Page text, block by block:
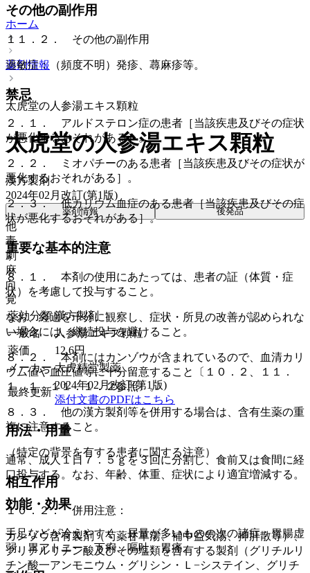
その他の副作用
１１．２． その他の副作用
過敏症：（頻度不明）発疹、蕁麻疹等。
禁忌
２．１． アルドステロン症の患者［当該疾患及びその症状
が悪化するおそれがある］。
２．２． ミオパチーのある患者［当該疾患及びその症状が
悪化するおそれがある］。
２．３． 低カリウム血症のある患者［当該疾患及びその症
状が悪化するおそれがある］。
重要な基本的注意
８．１． 本剤の使用にあたっては、患者の証（体質・症
状）を考慮して投与すること。
なお、経過を十分に観察し、症状・所見の改善が認められな
い場合には、継続投与を避けること。
８．２． 本剤にはカンゾウが含まれているので、血清カリ
ウム値や血圧値等に十分留意すること〔１０．２、１１．
１．１、１１．１．２参照〕。
８．３． 他の漢方製剤等を併用する場合は、含有生薬の重
複に注意すること。
（特定の背景を有する患者に関する注意）
相互作用
１０．２． 併用注意：
カンゾウ含有製剤（芍薬甘草湯、補中益気湯、抑肝散等）、
グリチルリチン酸及びその塩類を含有する製剤（グリチルリ
チン酸一アンモニウム・グリシン・Ｌ−システイン、グリチ
ホーム
薬剤情報
太虎堂の人参湯エキス顆粒
太虎堂の人参湯エキス顆粒
漢方製剤
2024年02月改訂(第1版)
薬剤情報 後発品
他
毒
劇
麻
向
覚
薬効分類 漢方製剤
一般名
人参湯エキス顆粒
薬価
12.6円
メーカー 太虎精堂製薬
最終更新
2024年02月改訂(第1版)
添付文書のPDFはこちら
用法・用量
通常、成人１日７．５ｇを３回に分割し、食前又は食間に経
口投与する。なお、年齢、体重、症状により適宜増減する。
効能・効果
手足などが冷えやすく、尿量が多いものの次の諸症：胃腸虚
弱、胃アトニー、下痢、嘔吐、胃痛。